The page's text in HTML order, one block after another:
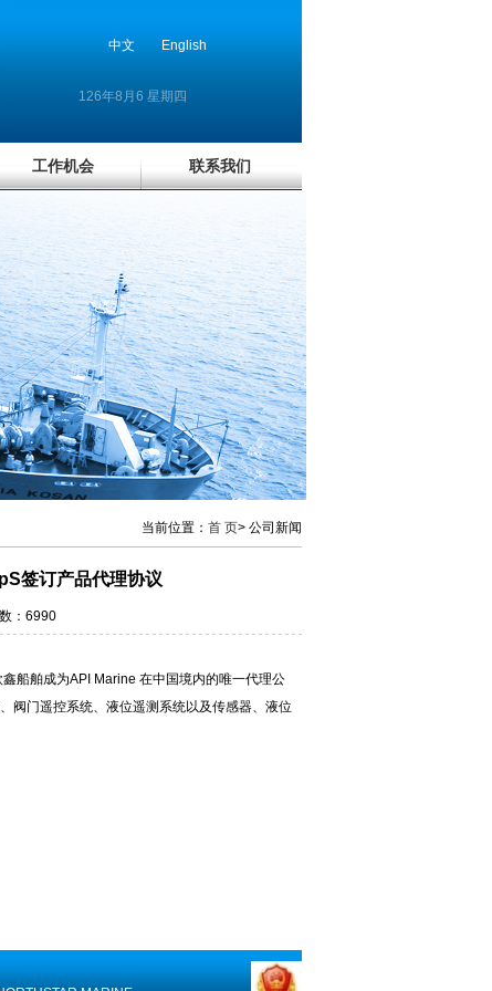
中文 English
126年8月6 星期四
工作机会 联系我们
当前位置： 首 页> 公司新闻
签订产品代理协议
：6990
船舶成为API Marine 在中国境内的唯一代理公
阀门遥控系统、液位遥测系统以及传感器、液位